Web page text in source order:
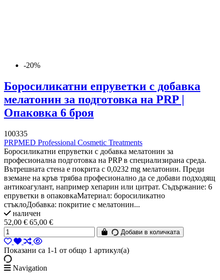
-20%
Боросиликатни епруветки с добавка
мелатонин за подготовка на PRP |
Опаковка 6 броя
100335
PRPMED Professional Cosmetic Treatments
Боросиликатни епруветки с добавка мелатонин за
професионална подготовка на PRP в специализирана среда.
Вътрешната стена е покрита с 0,0232 mg мелатонин. Преди
вземане на кръв трябва професионално да се добави подходящ
антикоагулант, например хепарин или цитрат. Съдържание: 6
епруветки в опаковкаМатериал: боросиликатно
стъклоДобавка: покритие с мелатонин...
наличен
52,00 € 65,00 €
Добави в количката
Показани са 1-1 от общо 1 артикул(а)
Navigation